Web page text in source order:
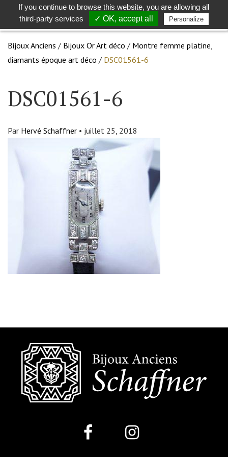
Toggle
search
Bijoux Anciens / Bijoux Or Art déco / Montre femme platine,
diamants époque art déco / DSC01561-6
DSC01561-6
Par Hervé Schaffner • juillet 25, 2018
If you continue to browse this website, you are allowing all
third-party services
✓ OK, accept all Personalize